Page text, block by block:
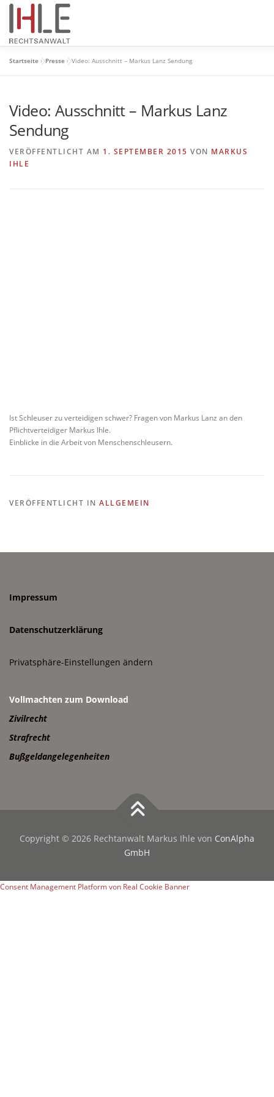
Zum
springen
Startseite »Presse »Video: Ausschnitt – Markus Lanz Sendung
Video: Ausschnitt – Markus Lanz
Sendung
VERÖFFENTLICHT AM 1. SEPTEMBER 2015 VON MARKUS
IHLE
Ist Schleuser zu verteidigen schwer? Fragen von Markus Lanz an den
Pflichtverteidiger Markus Ihle.
Einblicke in die Arbeit von Menschenschleusern.
VERÖFFENTLICHT IN ALLGEMEIN
Impressum
Datenschutzerklärung
Privatsphäre-Einstellungen ändern
Vollmachten zum Download
Zivilrecht
Strafrecht
Bußgeldangelegenheiten
Copyright © 2026 Rechtanwalt Markus Ihle von ConAlpha
GmbH
Consent Management Platform von Real Cookie Banner